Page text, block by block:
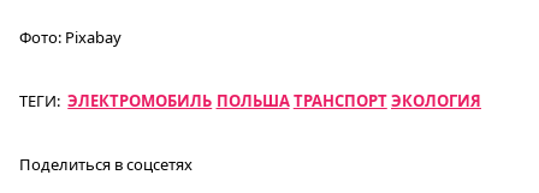
Фото: Pixabay
ТЕГИ: ЭЛЕКТРОМОБИЛЬ ПОЛЬШАТРАНСПОРТЭКОЛОГИЯ
Поделиться в соцсетях